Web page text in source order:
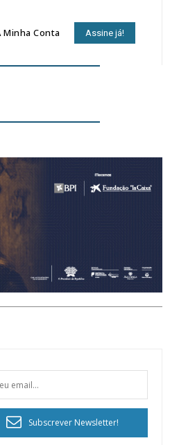
Minha Conta Assine já!
Subscrever Newsletter!